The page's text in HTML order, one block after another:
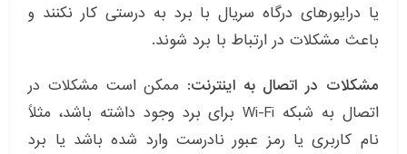
یا درایورهای درگاه سریال با برد به درستی کار نکنند و
باعث مشکلات در ارتباط با برد شوند.
مشکلات در اتصال به اینترنت: ممکن است مشکلات در
اتصال به شبکه Wi-Fi برای برد وجود داشته باشد، مثلاً
نام کاربری یا رمز عبور نادرست وارد شده باشد یا برد